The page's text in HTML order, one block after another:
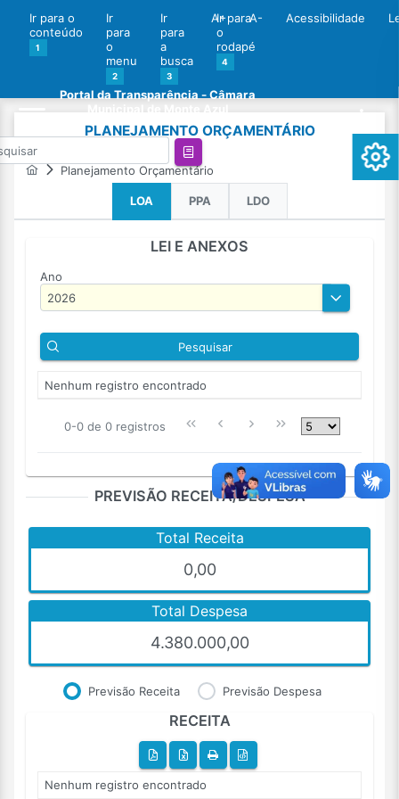
Ir para o
conteúdo
1
Ir
para
o
menu
2
Ir
para
a
busca
3
Ir para
o
rodapé
4
A+ A- Acessibilidade
Portal da Transparência - Câmara
PLANEJAMENTO ORÇAMENTÁRIO
Planejamento Orçamentário
LOA PPA LDO
LEI E ANEXOS
Ano
Pesquisar
Nenhum registro encontrado
0-0 de 0 registros
PREVISÃO RECEITA/DESPESA
Total Receita
0,00
Total Despesa
4.380.000,00
Previsão Receita Previsão Despesa
RECEITA
Nenhum registro encontrado